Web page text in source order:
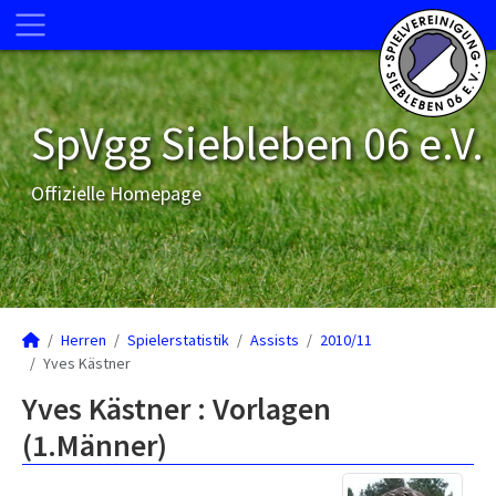
SpVgg Siebleben 06 e.V.
Offizielle Homepage
Herren Spielerstatistik Assists
2010/11
Yves Kästner
Yves Kästner : Vorlagen
(1.Männer)